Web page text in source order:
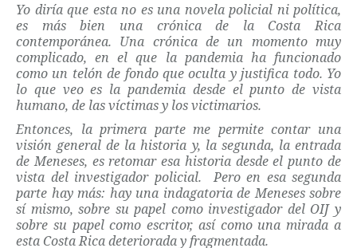
Yo diría que esta no es una novela policial ni política,
es más bien una crónica de la Costa Rica
contemporánea. Una crónica de un momento muy
complicado, en el que la pandemia ha funcionado
como un telón de fondo que oculta y justifica todo. Yo
lo que veo es la pandemia desde el punto de vista
humano, de las víctimas y los victimarios.
Entonces, la primera parte me permite contar una
visión general de la historia y, la segunda, la entrada
de Meneses, es retomar esa historia desde el punto de
vista del investigador policial. Pero en esa segunda
parte hay más: hay una indagatoria de Meneses sobre
sí mismo, sobre su papel como investigador del OIJ y
sobre su papel como escritor, así como una mirada a
esta Costa Rica deteriorada y fragmentada.